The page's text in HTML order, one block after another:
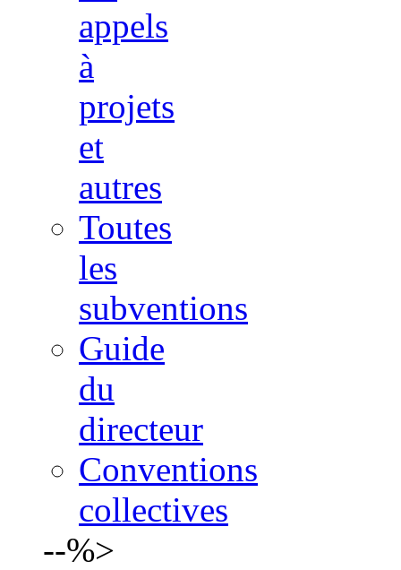
appels
à
projets
et
autres
Toutes
les
subventions
Guide
du
directeur
Conventions
collectives
--%>